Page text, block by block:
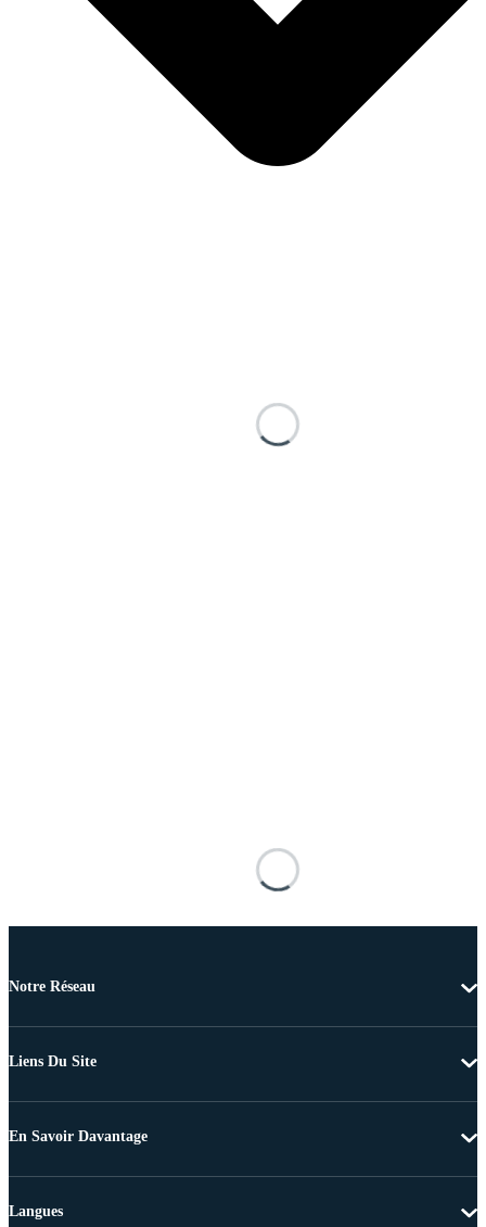
Notre Réseau
Liens Du Site
En Savoir Davantage
Langues